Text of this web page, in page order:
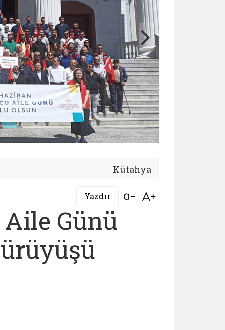
Kütahya
Yazdır Bağlantıyı aç
Günü